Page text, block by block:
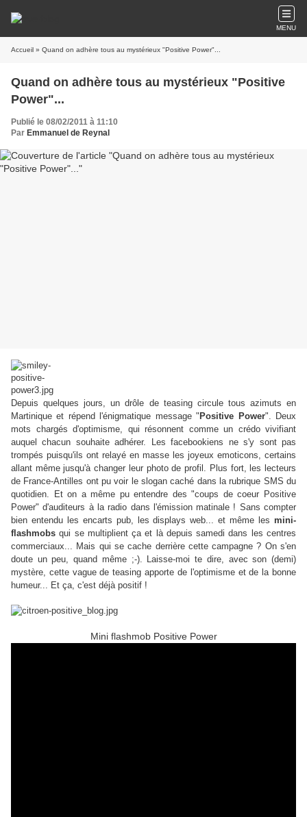
MENU
Accueil » Quand on adhère tous au mystérieux "Positive Power"...
Quand on adhère tous au mystérieux "Positive
Power"...
Publié le 08/02/2011 à 11:10
Par Emmanuel de Reynal
Depuis quelques jours, un drôle de teasing circule tous azimuts en
Martinique et répend l'énigmatique message " Positive Power". Deux
mots chargés d'optimisme, qui résonnent comme un crédo vivifiant
auquel chacun souhaite adhérer.
Les facebookiens ne s'y sont pas
trompés puisqu'ils ont relayé en masse les joyeux emoticons, certains
allant même jusqu'à changer leur photo de profil. Plus fort, les lecteurs
de France-Antilles ont pu voir le slogan caché dans la rubrique SMS du
quotidien. Et on a même pu entendre des "coups de coeur Positive
Power" d'auditeurs à la radio dans l'émission matinale ! Sans compter
bien entendu les encarts pub, les displays web... et même les mini-
flashmobs qui se multiplient ça et là depuis samedi dans les centres
commerciaux... Mais qui se cache derrière cette campagne ? On s'en
doute un peu, quand même ;-). Laisse-moi te dire, avec son (demi)
mystère, cette vague de teasing apporte de l'optimisme et de la bonne
humeur... Et ça, c'est déjà positif !
Mini flashmob Positive Power